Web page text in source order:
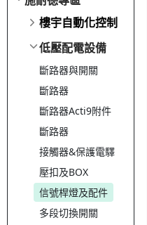
樓宇自動化控制
低壓配電設備
斷路器與開關
斷路器
斷路器Acti9附件
斷路器
接觸器&保護電驛
壓扣及BOX
信號桿燈及配件
多段切換開關